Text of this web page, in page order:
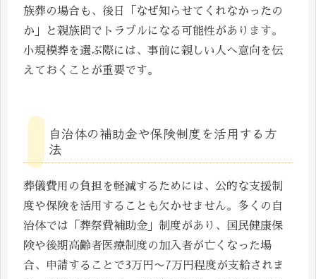
族葬の場合も、後日「なぜ知らせてくれなかったの
か」と親族間でトラブルになる可能性があります。
小規模葬を選ぶ際には、事前に親しい人へ意向を伝
えておくことが重要です。
自治体の補助金や保険制度を活用する方
法
葬儀費用の負担を軽減するためには、公的な支援制
度や保険を活用することも欠かせません。多くの自
治体では「葬祭費補助金」制度があり、国民健康保
険や後期高齢者医療制度の加入者が亡くなった場
合、申請することで3万円〜7万円程度が支給されま